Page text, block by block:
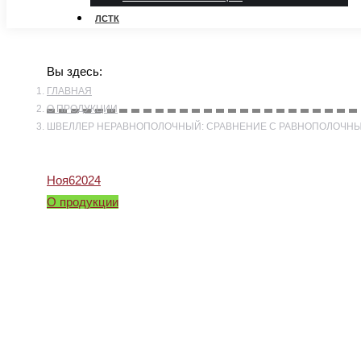
ЛСТК
Вы здесь:
ГЛАВНАЯ
О ПРОДУКЦИИ
ШВЕЛЛЕР НЕРАВНОПОЛОЧНЫЙ: СРАВНЕНИЕ С
Ноя62024
О продукции